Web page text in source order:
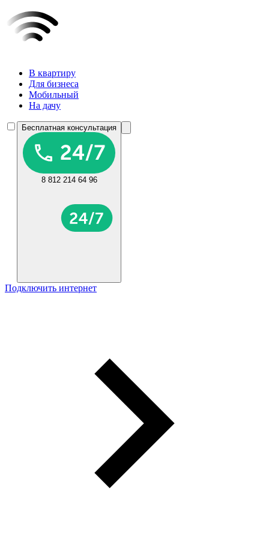
В квартиру
Для бизнеса
Мобильный
На дачу
Бесплатная консультация
8 812 214 64 96
Подключить интернет